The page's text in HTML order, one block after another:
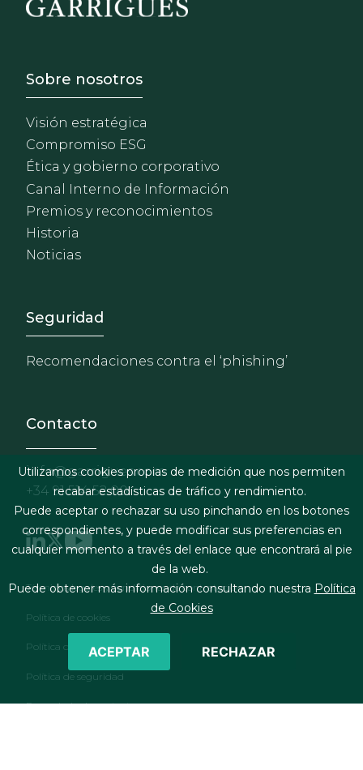
Footer - Sobre Nosotros
Sobre nosotros
Visión estratégica
Compromiso ESG
Ética y gobierno corporativo
Canal Interno de Información
Premios y reconocimientos
Historia
Noticias
Footer - Extranet y
Seguridad
Recomendaciones contra el ‘phishing’
Contacto
info@garrigues.com
+34 91 514 52 00
Footer menu
Términos legales y condiciones de contratación
Política de cookies
Política de privacidad
Política de seguridad
Formulario de contacto
Utilizamos cookies propias de medición que nos permiten
recabar estadísticas de tráfico y rendimiento.
Puede aceptar o rechazar su uso pinchando en los botones
correspondientes, y puede modificar sus preferencias en
cualquier momento a través del enlace que encontrará al pie
de la web.
Puede obtener más información consultando nuestra Política
de Cookies
ACEPTAR RECHAZAR